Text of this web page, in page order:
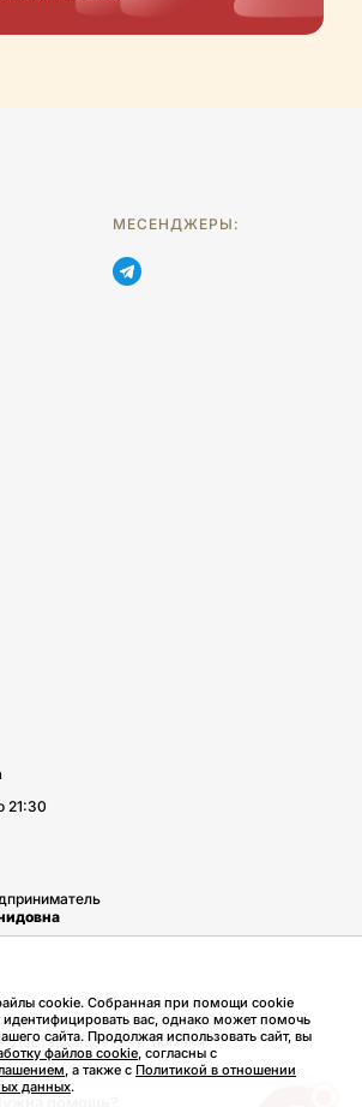
21:30
МЕСЕНДЖЕРЫ:
Доставка цветов в Тюмени
cookie. Собранная при помощи cookie
вас, однако может помочь
сайта. Продолжая использовать сайт, вы
файлов cookie, согласны с
, а также с Политикой в отношении
данных.